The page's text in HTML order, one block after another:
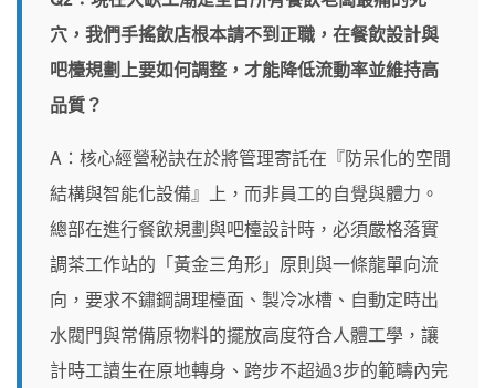
穴，我們手搖飲店根本請不到正職，在餐飲設計與
吧檯規劃上要如何調整，才能降低流動率並維持高
品質？
A：核心經營秘訣在於將管理寄託在『防呆化的空間
結構與智能化設備』上，而非員工的自覺與體力。
總部在進行餐飲規劃與吧檯設計時，必須嚴格落實
調茶工作站的「黃金三角形」原則與一條龍單向流
向，要求不鏽鋼調理檯面、製冷冰槽、自動定時出
水閥門與常備原物料的擺放高度符合人體工學，讓
計時工讀生在原地轉身、跨步不超過3步的範疇內完